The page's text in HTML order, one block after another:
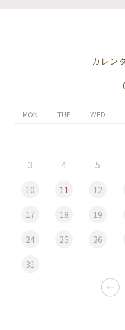
カレン
MON TUE WED
3 4 5
10 11 12
17 18 19
24 25 26
31